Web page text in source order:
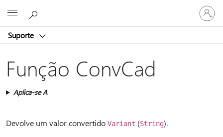
Suporte
Iniciar
sessão
na
Função ConvCad
Aplica-se A
Devolve um valor convertido Variant (String).